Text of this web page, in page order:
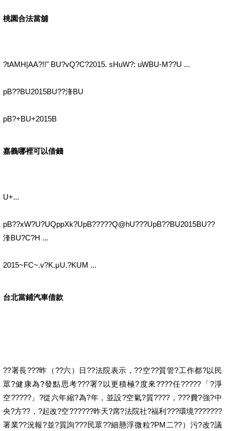
桃園合法當舖
?tAMH|AA?!!" BU?vQ?C?2015. sHuW?: uWBU-M??U ...
pB??BU2015BU??浲BU
pB?+BU+2015B
嘉義哪裡可以借錢
U+...
pB??xW?U?UQppXk?UpB?????Q@hU???UpB??BU2015BU??
浲BU?C?H ...
2015~FC~.v?K.μU.?KUM ...
台北當鋪汽車借款
??署長???昨（??六）日??法院表示，??空??質管?工作都?以民
眾?健康為?發點思考???署?以更積極?度來????任?????「?淨
空?????」?從六年縮?為?年，並設?空氣?質????，???費?強?中
央?方??，?起改?空??????昨天?席?法院社?福利???環境???????
署業??況報?並?質詢???民眾??細懸浮微粒?PM二??）污?改?議